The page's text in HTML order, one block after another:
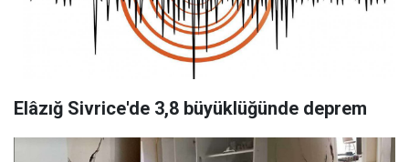
Elâzığ Sivrice'de 3,8 büyüklüğünde deprem